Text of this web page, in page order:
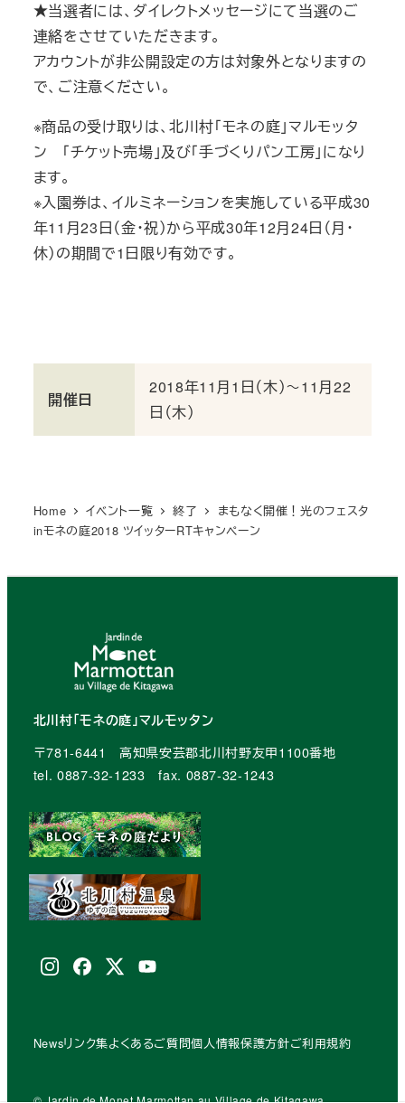
★当選者には、ダイレクトメッセージにて当選のご
連絡をさせていただきます。
アカウントが非公開設定の方は対象外となりますの
で、ご注意ください。
※商品の受け取りは、北川村「モネの庭」マルモッタ
ン 「チケット売場」及び「手づくりパン工房」になり
ます。
※入園券は、イルミネーションを実施している平成30
年11月23日（金・祝）から平成30年12月24日（月・
休）の期間で1日限り有効です。
開催日
2018年11月1日（木）～11月22
日（木）
Home イベント一覧 終了
まもなく開催！光のフェスタ
inモネの庭2018 ツイッターRTキャンペーン
北川村「モネの庭」マルモッタン
〒781-6441 高知県安芸郡北川村野友甲1100番地
tel. 0887-32-1233 fax. 0887-32-1243
Instagramfacebook
X
(Twitter)
youtube
Newsリンク集よくあるご質問個人情報保護方針ご利用規約